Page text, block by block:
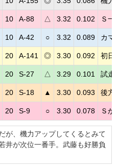
10 A-88 △ 3.32 0.102 Ｓ一
10 A-42 ○ 3.32 0.089 カマ
20 A-141 ◎ 3.30 0.092 初日
20 S-27 △ 3.29 0.101 試走
20 S-18 ▲ 3.30 0.093 後方
20 S-9 ○ 3.30 0.078 Ｓか
が、機力アップしてくるとみて
井が次位一番手。武藤も好勝負